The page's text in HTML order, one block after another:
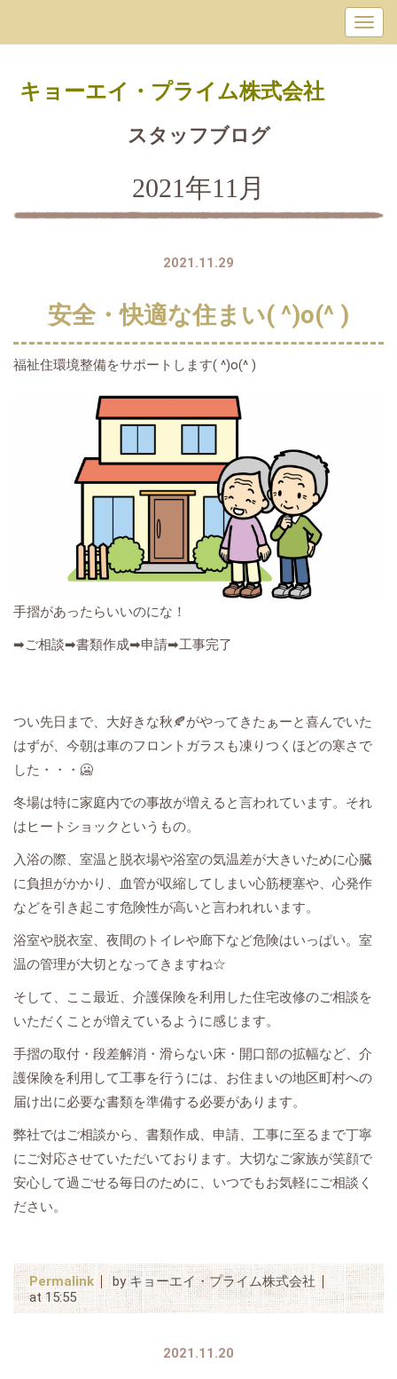
キョーエイ・プライム株式会社
スタッフブログ
2021年11月
2021.11.29
安全・快適な住まい( ^)o(^ )
福祉住環境整備をサポートします( ^)o(^ )
手摺があったらいいのにな！
➡ご相談➡書類作成➡申請➡工事完了
つい先日まで、大好きな秋🍂がやってきたぁーと喜んでいた
はずが、今朝は車のフロントガラスも凍りつくほどの寒さで
した・・・🥶
冬場は特に家庭内での事故が増えると言われています。それ
はヒートショックというもの。
入浴の際、室温と脱衣場や浴室の気温差が大きいために心臓
に負担がかかり、血管が収縮してしまい心筋梗塞や、心発作
などを引き起こす危険性が高いと言われれいます。
浴室や脱衣室、夜間のトイレや廊下など危険はいっぱい。室
温の管理が大切となってきますね☆
そして、ここ最近、介護保険を利用した住宅改修のご相談を
いただくことが増えているように感じます。
手摺の取付・段差解消・滑らない床・開口部の拡幅など、介
護保険を利用して工事を行うには、お住まいの地区町村への
届け出に必要な書類を準備する必要があります。
弊社ではご相談から、書類作成、申請、工事に至るまで丁寧
にご対応させていただいております。大切なご家族が笑顔で
安心して過ごせる毎日のために、いつでもお気軽にご相談く
ださい。
Permalink
by キョーエイ・プライム株式会社
at 15:55
2021.11.20